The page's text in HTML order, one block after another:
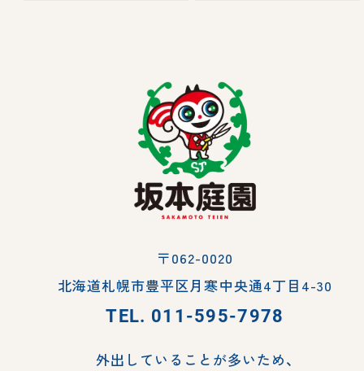
〒062-0020
北海道札幌市豊平区月寒中央通4丁目4-30
TEL. 011-595-7978
外出していることが多いため、